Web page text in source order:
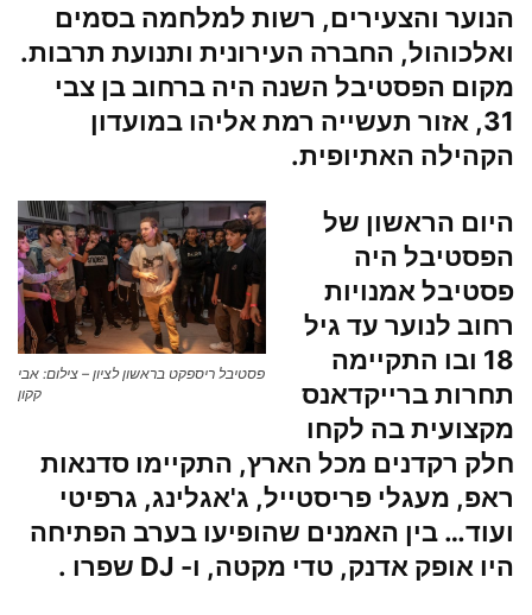
הנוער והצעירים, רשות למלחמה בסמים
ואלכוהול, החברה העירונית ותנועת תרבות.
מקום הפסטיבל השנה היה ברחוב בן צבי
31, אזור תעשייה
רמת אליהו במועדון
הקהילה האתיופית.
פסטיבל ריספקט בראשון לציון – צילום: אבי
קקון
היום הראשון של
הפסטיבל היה
פסטיבל אמנויות
רחוב לנוער עד גיל
18 ובו התקיימה
תחרות ברייקדאנס
מקצועית בה לקחו
חלק רקדנים מכל הארץ, התקיימו סדנאות
ראפ, מעגלי פריסטייל, ג'אגלינג, גרפיטי
ועוד… בין האמנים שהופיעו בערב הפתיחה
היו אופק אדנק, טדי מקטה, ו- DJ שפרו .